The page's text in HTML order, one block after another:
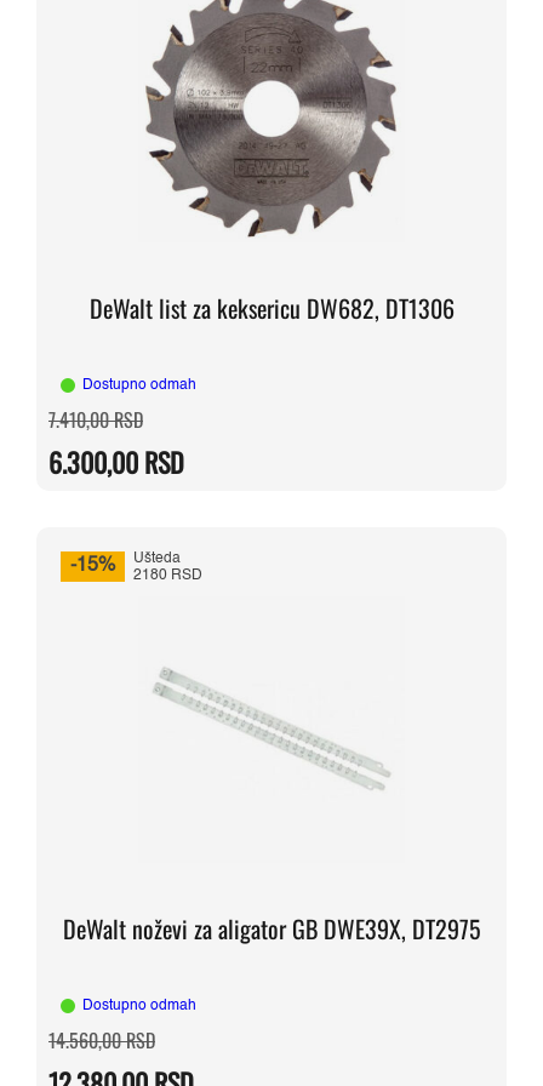
DeWalt list za keksericu DW682, DT1306
Dostupno odmah
7.410,00RSDOriginalna
cena
bila:
7.410,00 RSD.
6.300,00RSD
Trenutna
cena
6.300,00 RSD.
-15%
Ušteda
2180 RSD
DeWalt noževi za aligator GB DWE39X, DT2975
Dostupno odmah
14.560,00RSDOriginalna
cena
Trenutna
cena